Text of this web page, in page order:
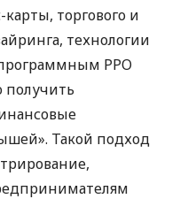
торгового и
технологии
РРО
получить
Такой подход